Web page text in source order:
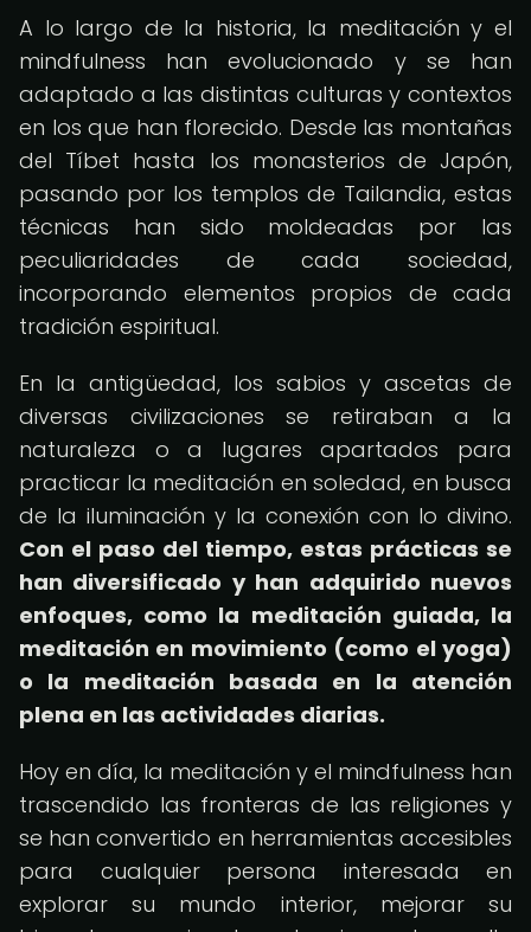
A lo largo de la historia, la meditación y el
mindfulness han evolucionado y se han
adaptado a las distintas culturas y contextos
en los que han florecido. Desde las montañas
del Tíbet hasta los monasterios de Japón,
pasando por los templos de Tailandia, estas
técnicas han sido moldeadas por las
peculiaridades de cada sociedad,
incorporando elementos propios de cada
tradición espiritual.
En la antigüedad, los sabios y ascetas de
diversas civilizaciones se retiraban a la
naturaleza o a lugares apartados para
practicar la meditación en soledad, en busca
de la iluminación y la conexión con lo divino.
Con el paso del tiempo, estas prácticas se
han diversificado y han adquirido nuevos
enfoques, como la meditación guiada, la
meditación en movimiento (como el yoga)
o la meditación basada en la atención
plena en las actividades diarias.
Hoy en día, la meditación y el mindfulness han
trascendido las fronteras de las religiones y
se han convertido en herramientas accesibles
para cualquier persona interesada en
explorar su mundo interior, mejorar su